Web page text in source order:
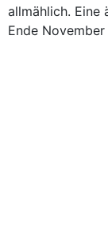
allmählich. Eine
Ende